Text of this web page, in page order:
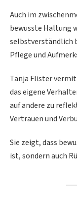
Auch im
bewusste Haltung
selbstverständlich
Pflege und
Tanja Flister
das eigene
auf andere zu
Vertrauen und
Sie zeigt, dass
ist, sondern auch